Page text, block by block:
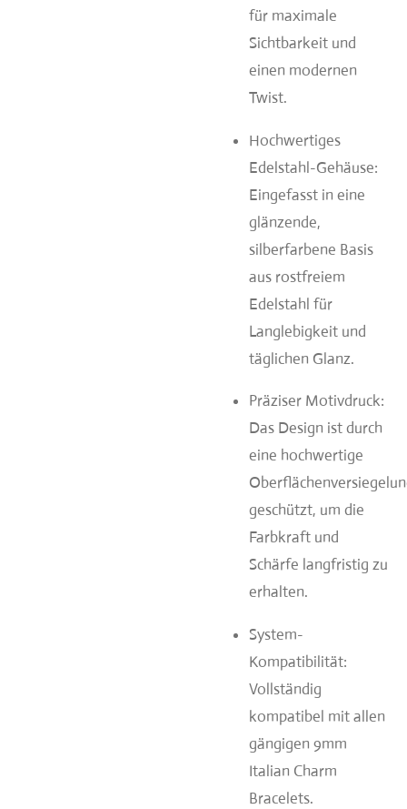
für maximale
Sichtbarkeit und
einen modernen
Twist.
Hochwertiges
Edelstahl-Gehäuse:
Eingefasst in eine
glänzende,
silberfarbene Basis
aus rostfreiem
Edelstahl für
Langlebigkeit und
täglichen Glanz.
Präziser Motivdruck:
Das Design ist durch
eine hochwertige
geschützt, um die
Farbkraft und
Schärfe langfristig zu
erhalten.
System-
Kompatibilität:
Vollständig
kompatibel mit allen
gängigen 9mm
Italian Charm
Bracelets.